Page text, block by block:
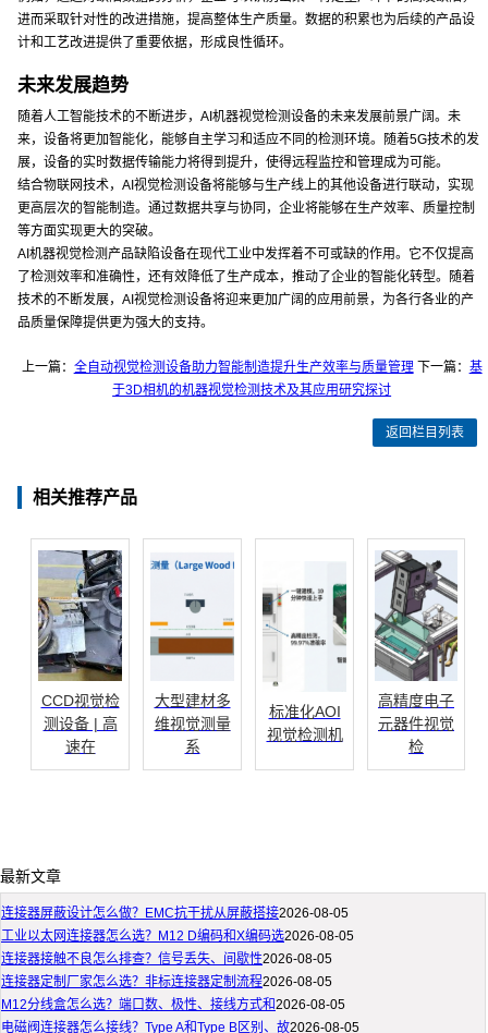
进而采取针对性的改进措施，提高整体生产质量。数据的积累也为后续的产品设
计和工艺改进提供了重要依据，形成良性循环。
未来发展趋势
随着人工智能技术的不断进步，AI机器视觉检测设备的未来发展前景广阔。未
来，设备将更加智能化，能够自主学习和适应不同的检测环境。随着5G技术的发
展，设备的实时数据传输能力将得到提升，使得远程监控和管理成为可能。
结合物联网技术，AI视觉检测设备将能够与生产线上的其他设备进行联动，实现
更高层次的智能制造。通过数据共享与协同，企业将能够在生产效率、质量控制
等方面实现更大的突破。
AI机器视觉检测产品缺陷设备在现代工业中发挥着不可或缺的作用。它不仅提高
了检测效率和准确性，还有效降低了生产成本，推动了企业的智能化转型。随着
技术的不断发展，AI视觉检测设备将迎来更加广阔的应用前景，为各行各业的产
品质量保障提供更为强大的支持。
上一篇： 全自动视觉检测设备助力智能制造提升生产效率与质量管理下一篇： 基
于3D相机的机器视觉检测技术及其应用研究探讨
返回栏目列表
相关推荐产品
CCD视觉检
测设备 | 高
速在
大型建材多
维视觉测量
系
标准化AOI
视觉检测机
高精度电子
元器件视觉
检
最新文章
连接器屏蔽设计怎么做？EMC抗干扰从屏蔽搭接2026-08-05
工业以太网连接器怎么选？M12 D编码和X编码选2026-08-05
连接器接触不良怎么排查？信号丢失、间歇性2026-08-05
连接器定制厂家怎么选？非标连接器定制流程2026-08-05
M12分线盒怎么选？端口数、极性、接线方式和2026-08-05
电磁阀连接器怎么接线？Type A和Type B区别、故2026-08-05